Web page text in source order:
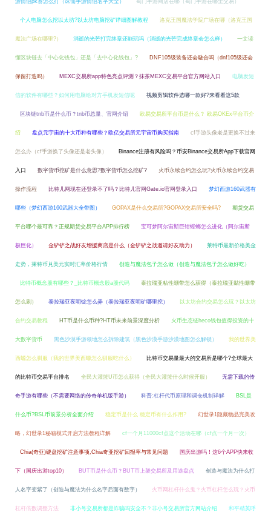
游情侣pk赛怎么打（诛仙手游情侣名字大全） 蜀门手游商店在哪（蜀门手游在哪里交易）
个人电脑怎么挖以太坊?以太坊电脑挖矿详细图解教程 洛克王国魔法学院广场在哪（洛克王国
魔法广场在哪里?） 消逝的光芒打完终章还能玩吗（消逝的光芒完成终章会怎么样） 一文读
懂区块链去「中心化钱包」还是「去中心化钱包」? DNF105级装备还会融合吗（dnf105级还会
保留打造吗） MEXC交易所app特色亮点评测？抹茶MEXC交易平台官方网站入口 电脑发短
信的软件有哪些？如何用电脑给对方手机发短信呢 视频剪辑软件选哪一款好?来看看这5款
区块链tnb币是什么币？tnb币总量、官网介绍 欧易交易所平台币是什么？ 欧易OKEx平台币介
绍 盘点元宇宙的十大币种有哪些？欧亿交易所元宇宙币购买指南 cf手游头像老是更换不过来
怎么办（cf手游换了头像还是老头像） Binance注册有风险吗？币安Binance交易所App下载官网
入口 数字货币挖矿是什么意思?数字货币怎么挖矿? 火币永续合约怎么玩?火币永续合约交易
操作流程 比特儿网现在还登录不了吗？比特儿官网Gate.io官网登录入口 梦幻西游160武器有
哪些（梦幻西游160武器大全带图） GOPAX是什么交易所?GOPAX交易所安全吗? 期货交易
平台哪个最可靠？正规期货交易平台APP排行榜 宝可梦阿尔宙斯巨钳螳螂怎么进化（阿尔宙斯
极巨化） 金铲铲之战好友增援商店是什么（金铲铲之战邀请好友助力） 莱特币最新价格美金
走势，莱特币兑美元实时汇率价格行情 创造与魔法包子怎么做（创造与魔法包子怎么做好吃）
比特币概念股有哪些？_比特币概念股a股代码 泰拉瑞亚粘性绷带怎么获得（泰拉瑞亚黏性绷带
怎么刷） 泰拉瑞亚夜明锭怎么弄（泰拉瑞亚夜明矿哪里挖） 以太坊合约交易怎么玩？以太坊
合约交易教程 HT币是什么币种?HT币未来前景深度分析 火币生态链heco钱包值得投资的十
大数字货币 黑色沙漠手游领地怎么拆除建筑（黑色沙漠手游沙漠地图怎么解锁） 我的世界美
西螈怎么驯服（我的世界美西螈怎么驯服吃什么） 比特币交易量最大的交易所是哪个?全球最大
的比特币交易平台排名 全民大灌篮U币怎么获得（全民大灌篮什么时候开服） 无需下载的传
奇手游有哪些（不需要网络的传奇单机版手游） 科普:杠杆代币原理和调仓机制详解 BSL是
什么币?BSL币前景分析全面介绍 稳定币是什么 稳定币有什么作用? 幻世录1隐藏物品完美攻
略，幻世录1秘籍模式开启方法教程详解 cf一个月11000cf点这个活动在哪（cf点一个月一次）
Chia(奇亚)硬盘挖矿注意事项,Chia奇亚挖矿回报率与常见问题 国庆出游吗！这6个APP快来收
下（国庆出游top10） BUT币是什么币？BUT币上架交易所及用途盘点 创造与魔法为什么打
人名字变紫了（创造与魔法为什么名字后面有数字） 火币网杠杆什么鬼？火币杠杆怎么玩？火币
杠杆倍数调整方法 非小号交易所都是诈骗吗安全不？非小号交易所官方网站介绍 和平精英呼